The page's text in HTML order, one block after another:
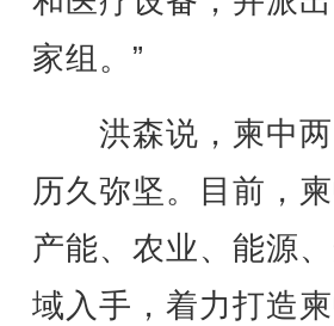
家组。”
洪森说，柬中两
历久弥坚。目前，
产能、农业、能源
域入手，着力打造